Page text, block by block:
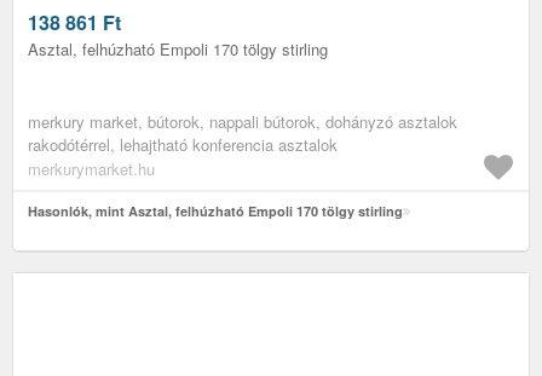
138 861 Ft
Asztal, felhúzható Empoli 170 tölgy stirling
merkury market, bútorok, nappali bútorok, dohányzó asztalok
rakodótérrel, lehajtható konferencia asztalok
merkurymarket.hu
Hasonlók, mint Asztal, felhúzható Empoli 170 tölgy stirling